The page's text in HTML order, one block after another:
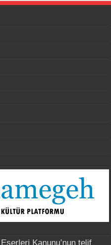
Kanunu’nun telif